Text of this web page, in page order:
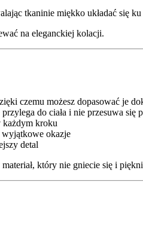
tkaninie miękko układać się
na eleganckiej kolacji.
czemu możesz dopasować je
do ciała i nie przesuwa się
każdym kroku
wyjątkowe okazje
detal
który nie gniecie się i